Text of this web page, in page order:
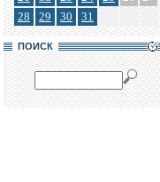
28
29 30 31
ПОИСК